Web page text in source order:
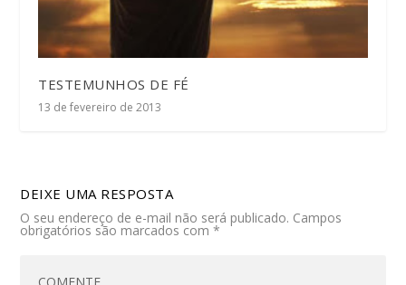
TESTEMUNHOS DE FÉ
13 de fevereiro de 2013
DEIXE UMA RESPOSTA
O seu endereço de e-mail não será publicado. Campos
obrigatórios são marcados com*